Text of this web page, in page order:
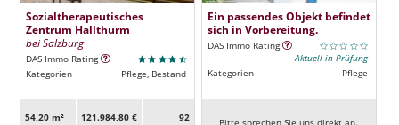
Sozialtherapeutisches
Zentrum Hallthurm
bei Salzburg
DAS Immo Rating
Kategorien
Pflege, Bestand
54,20 m²
121.984,80 €
92
Ein passendes Objekt befindet
sich in Vorbereitung.
DAS Immo Rating
Aktuell in Prüfung
Kategorien
Pflege
Bitte sprechen Sie uns direkt an.